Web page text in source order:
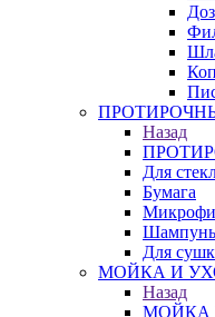
Назад
Для
Бумага
Для
МОЙКА И
Назад
МОЙКА